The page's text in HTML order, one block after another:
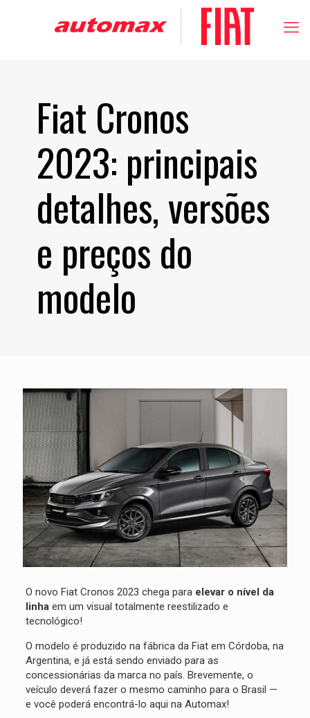
Fiat Cronos
2023: principais
detalhes, versões
e preços do
modelo
O novo Fiat Cronos 2023 chega para elevar o nível da
linha em um visual totalmente reestilizado e
tecnológico!
O modelo é produzido na fábrica da Fiat em Córdoba, na
Argentina, e já está sendo enviado para as
concessionárias da marca no país. Brevemente, o
veículo deverá fazer o mesmo caminho para o Brasil —
e você poderá encontrá-lo aqui na Automax!